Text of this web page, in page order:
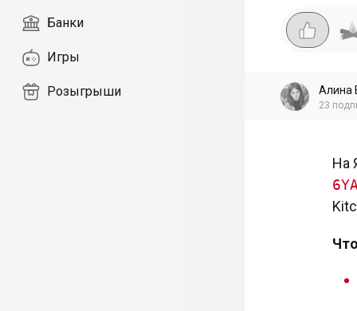
Банки
Игры
Розыгрыши Алина
23
На